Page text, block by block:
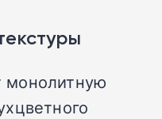
монолитную